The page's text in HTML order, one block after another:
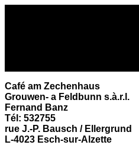
Café am Zechenhaus
Grouwen- a Feldbunn s.à.r.l.
Fernand Banz
Tél: 532755
rue J.-P. Bausch / Ellergrund
L-4023 Esch-sur-Alzette